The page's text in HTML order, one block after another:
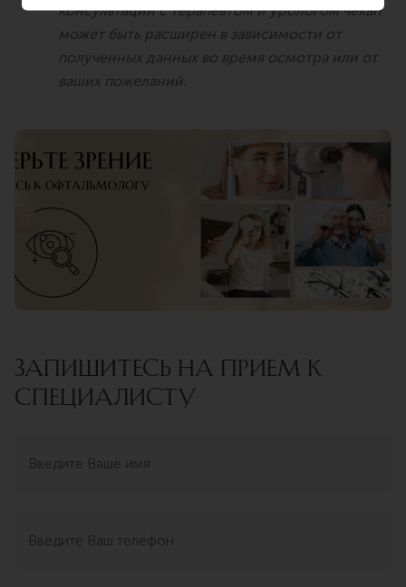
консультации с терапевтом и урологом чекап
может быть расширен в зависимости от
полученных данных во время осмотра или от
ваших пожеланий.
ЗАПИШИТЕСЬ НА ПРИЕМ К
СПЕЦИАЛИСТУ